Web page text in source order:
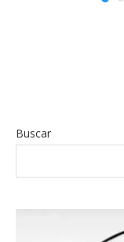
Buscar